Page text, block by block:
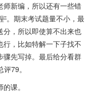
师新编，所以还有一些错
”。期末考试题量不小，最
分，所以即使算不出来也
，比如特解一下子找不
骤先写掉。最后给分看群
79。
课。